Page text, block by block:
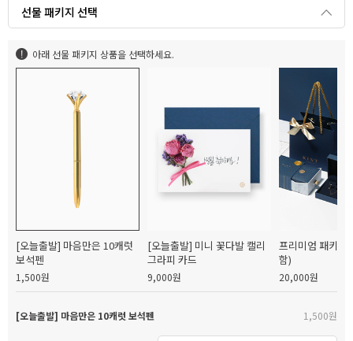
선물 패키지 선택
아래 선물 패키지 상품을 선택하세요.
[오늘출발] 마음만은 10캐럿
보석펜
1,500원
[오늘출발] 미니 꽃다발 캘리
그라피 카드
9,000원
프리미엄 패키지
함)
20,000원
[오늘출발] 마음만은 10캐럿 보석펜 1,500원